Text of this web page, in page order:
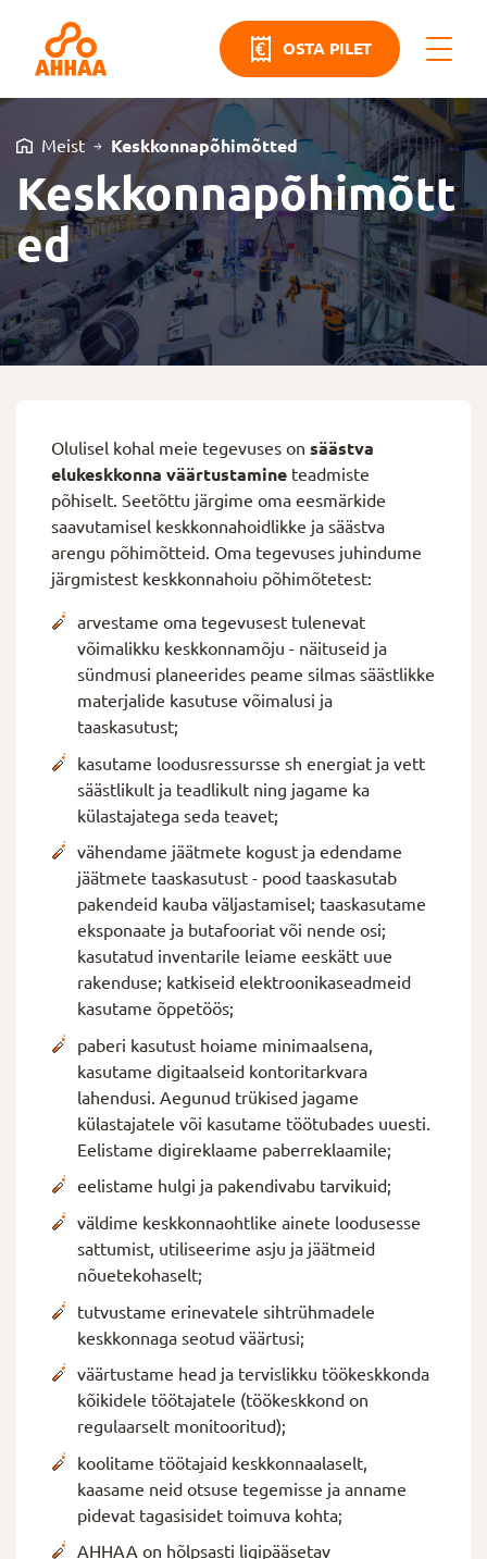
OSTA PILET
Meist Keskkonnapõhimõtted
Keskkonnapõhimõtt
ed
Olulisel kohal meie tegevuses on säästva
elukeskkonna väärtustamine teadmiste
põhiselt. Seetõttu järgime oma eesmärkide
saavutamisel keskkonnahoidlikke ja säästva
arengu põhimõtteid. Oma tegevuses juhindume
järgmistest keskkonnahoiu põhimõtetest:
arvestame oma tegevusest tulenevat
võimalikku keskkonnamõju - näituseid ja
sündmusi planeerides peame silmas säästlikke
materjalide kasutuse võimalusi ja
taaskasutust;
kasutame loodusressursse sh energiat ja vett
säästlikult ja teadlikult ning jagame ka
külastajatega seda teavet;
vähendame jäätmete kogust ja edendame
jäätmete taaskasutust - pood taaskasutab
pakendeid kauba väljastamisel; taaskasutame
eksponaate ja butafooriat või nende osi;
kasutatud inventarile leiame eeskätt uue
rakenduse; katkiseid elektroonikaseadmeid
kasutame õppetöös;
paberi kasutust hoiame minimaalsena,
kasutame digitaalseid kontoritarkvara
lahendusi. Aegunud trükised jagame
külastajatele või kasutame töötubades uuesti.
Eelistame digireklaame paberreklaamile;
eelistame hulgi ja pakendivabu tarvikuid;
väldime keskkonnaohtlike ainete loodusesse
sattumist, utiliseerime asju ja jäätmeid
nõuetekohaselt;
tutvustame erinevatele sihtrühmadele
keskkonnaga seotud väärtusi;
väärtustame head ja tervislikku töökeskkonda
kõikidele töötajatele (töökeskkond on
regulaarselt monitooritud);
koolitame töötajaid keskkonnaalaselt,
kaasame neid otsuse tegemisse ja anname
pidevat tagasisidet toimuva kohta;
AHHAA on hõlpsasti ligipääsetav